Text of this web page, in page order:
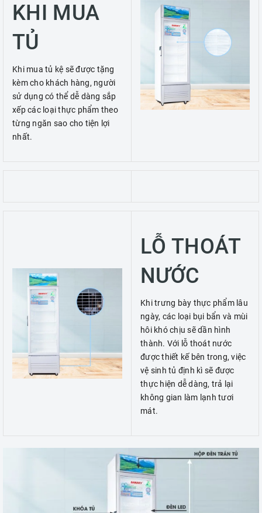
KHI MUA
TỦ
Khi mua tủ kệ sẽ được tặng
kèm cho khách hàng, người
sử dụng có thể dễ dàng sắp
xếp các loại thực phẩm theo
từng ngăn sao cho tiện lợi
nhất.
LỖ THOÁT
NƯỚC
Khi trưng bày thực phẩm lâu
ngày, các loại bụi bẩn và mùi
hôi khó chịu sẽ dần hình
thành. Với lỗ thoát nước
được thiết kế bên trong, việc
vệ sinh tủ định kì sẽ được
thực hiện dễ dàng, trả lại
không gian làm lạnh tươi
mát.